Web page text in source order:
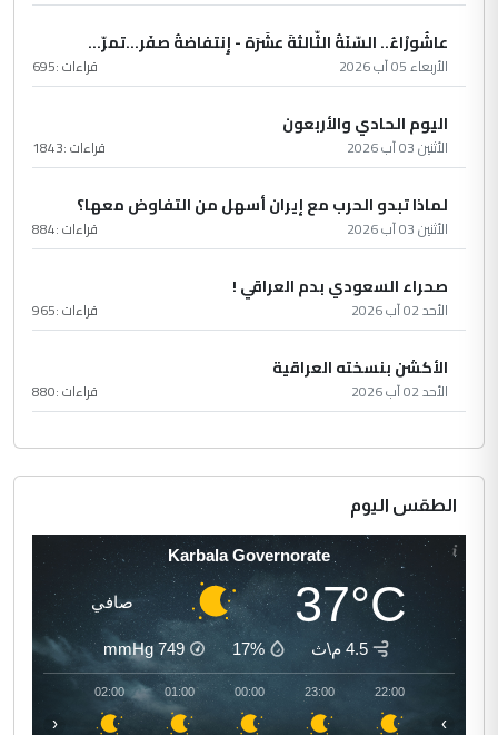
عاشُورْاءُ.. السّنَةُ الثّالثةَ عشَرَة - إِنتفاضةُ صفَر…تمرّ...
الأربعاء 05 آب 2026 قراءات :695
اليوم الحادي والأربعون
الأثنين 03 آب 2026 قراءات :1843
لماذا تبدو الحرب مع إيران أسهل من التفاوض معها؟
الأثنين 03 آب 2026 قراءات :884
صحراء السعودي بدم العراقي !
الأحد 02 آب 2026 قراءات :965
الأكشن بنسخته العراقية
الأحد 02 آب 2026 قراءات :880
الطقس اليوم
Karbala Governorate
37°C صافي
4.5 م\ث 17%
749
mmHg
22:00
23:00
00:00
01:00
02:00
‹ ›